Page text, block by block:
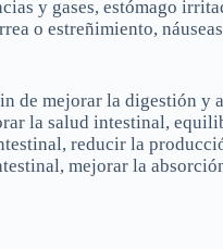
y gases, estómago
o estreñimiento,
de mejorar la digestión y
la salud intestinal,
reducir la
mejorar la